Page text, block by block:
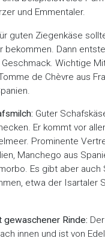
und Emmentaler.
guten Ziegenkäse
bekommen. Dann
Wichtige
de Chèvre aus
Guter
Er kommt vor
Prominente
Manchego aus
Es gibt aber auch
etwa der Isartaler
gewaschener Rinde:
innen und ist von